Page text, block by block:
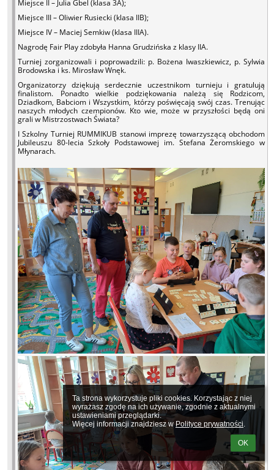
Ta strona wykorzystuje pliki cookies. Korzystając z niej
wyrażasz zgodę na ich używanie, zgodnie z aktualnymi
ustawieniami przeglądarki.
Więcej informacji znajdziesz w Polityce prywatności.
OK
Miejsce II – Julia Gbel (klasa 3A);
Miejsce III – Oliwier Rusiecki (klasa IIB);
Miejsce IV – Maciej Semkiw (klasa IIIA).
Nagrodę Fair Play zdobyła Hanna Grudzińska z klasy IIA.
Turniej zorganizowali i poprowadzili: p. Bożena Iwaszkiewicz, p. Sylwia
Brodowska i ks. Mirosław Wnęk.
Organizatorzy dziękują serdecznie uczestnikom turnieju i gratulują
finalistom. Ponadto wielkie podziękowania należą się Rodzicom,
Dziadkom, Babciom i Wszystkim, którzy poświęcają swój czas. Trenując
naszych młodych czempionów. Kto wie, może w przyszłości będą oni
grali w Mistrzostwach Świata?
I Szkolny Turniej RUMMIKUB stanowi imprezę towarzyszącą obchodom
Jubileuszu 80-lecia Szkoły Podstawowej im. Stefana Żeromskiego w
Młynarach.